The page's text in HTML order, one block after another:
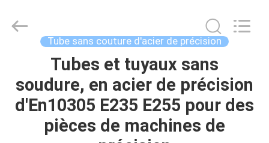
MAISON
PRODUITS
Joyruns
Steel
Tube sans couture d'acier de précision
Tubes et tuyaux sans
soudure, en acier de précision
d'En10305 E235 E255 pour des
pièces de machines de